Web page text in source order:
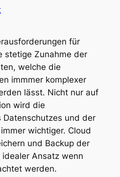
für
stetige Zunahme der
welche die
immmer komplexer
lässt. Nicht nur auf
wird die
Datenschutzes und der
wichtiger. Cloud
und Backup der
Ansatz wenn
werden.